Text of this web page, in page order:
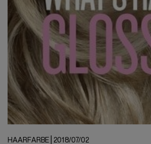
HAARFARBE| 2018/07/02